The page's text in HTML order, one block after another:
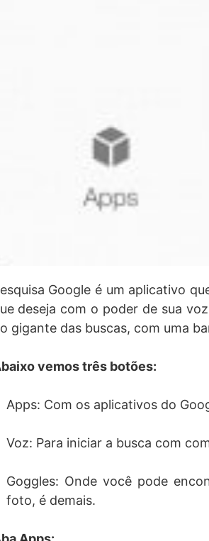
Google é um aplicativo
deseja com o poder de sua
gigante das buscas, com uma
vemos três botões:
Apps: Com os aplicativos do
Voz: Para iniciar a busca com
Goggles: Onde você pode
foto, é demais.